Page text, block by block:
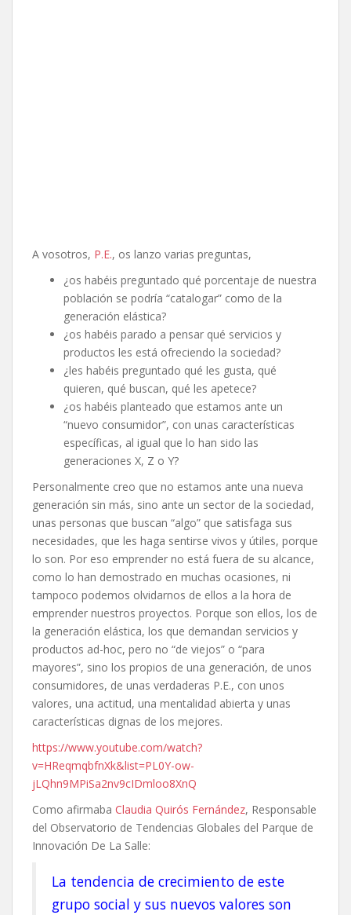
A vosotros, P.E., os lanzo varias preguntas,
¿os habéis preguntado qué porcentaje de nuestra
población se podría “catalogar” como de la
generación elástica?
¿os habéis parado a pensar qué servicios y
productos les está ofreciendo la sociedad?
¿les habéis preguntado qué les gusta, qué
quieren, qué buscan, qué les apetece?
¿os habéis planteado que estamos ante un
“nuevo consumidor”, con unas características
específicas, al igual que lo han sido las
generaciones X, Z o Y?
Personalmente creo que no estamos ante una nueva
generación sin más, sino ante un sector de la sociedad,
unas personas que buscan “algo” que satisfaga sus
necesidades, que les haga sentirse vivos y útiles, porque
lo son. Por eso emprender no está fuera de su alcance,
como lo han demostrado en muchas ocasiones, ni
tampoco podemos olvidarnos de ellos a la hora de
emprender nuestros proyectos. Porque son ellos, los de
la generación elástica, los que demandan servicios y
productos ad-hoc, pero no “de viejos” o “para
mayores”, sino los propios de una generación, de unos
consumidores, de unas verdaderas P.E., con unos
valores, una actitud, una mentalidad abierta y unas
características dignas de los mejores.
https://www.youtube.com/watch?
v=HReqmqbfnXk&list=PL0Y-ow-
jLQhn9MPiSa2nv9cIDmloo8XnQ
Como afirmaba Claudia Quirós Fernández, Responsable
del Observatorio de Tendencias Globales del Parque de
Innovación De La Salle:
La tendencia de crecimiento de este
grupo social y sus nuevos valores son